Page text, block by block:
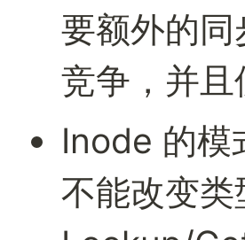
要额外的
竞争，并
Inode 的模
不能改变